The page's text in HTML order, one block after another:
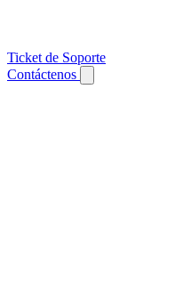
Ticket de Soporte
Contáctenos